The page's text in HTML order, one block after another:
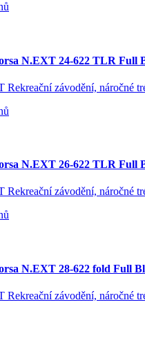
N.EXT 24-622 TLR Full
Rekreační závodění, náročné
N.EXT 26-622 TLR Full
Rekreační závodění, náročné
N.EXT 28-622 fold Full
Rekreační závodění, náročné